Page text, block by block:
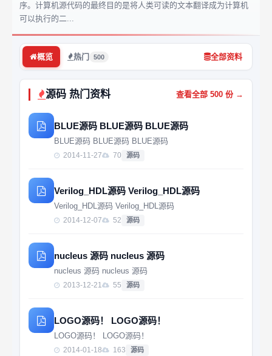
序。计算机源代码的最终目的是将人类可读的文本翻译成为计算机
可以执行的二...
概览 热门 500 全部资料
源码 热门资料 查看全部 500 份 →
BLUE源码 BLUE源码 BLUE源码
BLUE源码 BLUE源码 BLUE源码
2014-11-27 70 源码
Verilog_HDL源码 Verilog_HDL源码
Verilog_HDL源码 Verilog_HDL源码
2014-12-07 52 源码
nucleus 源码 nucleus 源码
nucleus 源码 nucleus 源码
2013-12-21 55 源码
LOGO源码！ LOGO源码！
LOGO源码！ LOGO源码！
2014-01-18 163 源码